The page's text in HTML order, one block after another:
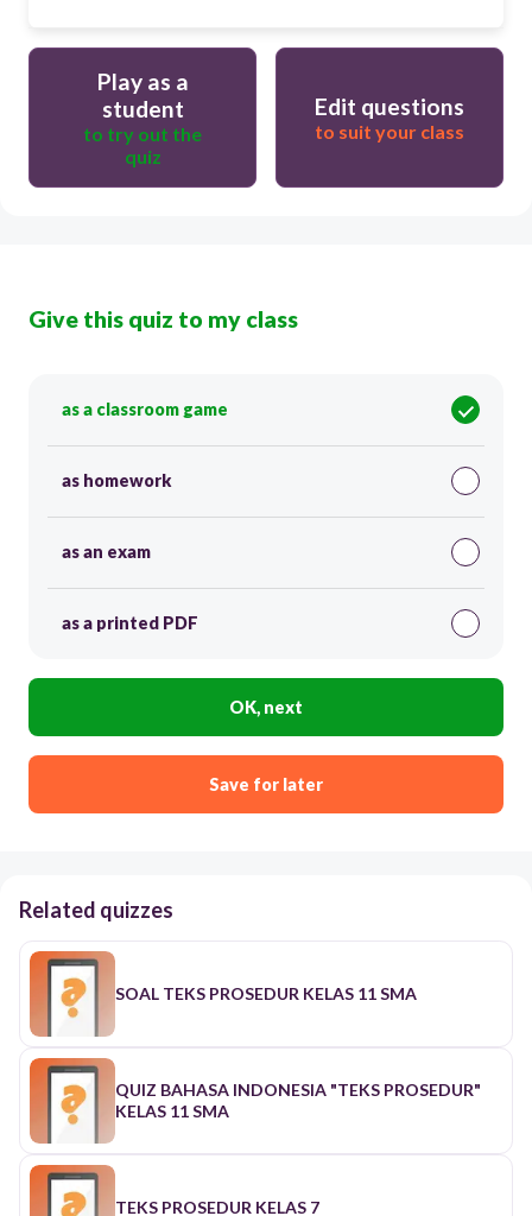
Play as a
student
to try out the
quiz
Edit questions
to suit your class
Give this quiz to my class
as a classroom game
as homework
as an exam
as a printed PDF
OK, next
Save for later
Related quizzes
SOAL TEKS PROSEDUR KELAS 11 SMA
QUIZ BAHASA INDONESIA "TEKS PROSEDUR"
KELAS 11 SMA
TEKS PROSEDUR KELAS 7